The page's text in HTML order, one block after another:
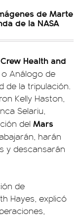
de Marte
de la NASA
Crew Health and
o Análogo de
de la tripulación.
Kelly Haston,
Selariu,
del Mars
harán
y descansarán
de
Hayes, explicó